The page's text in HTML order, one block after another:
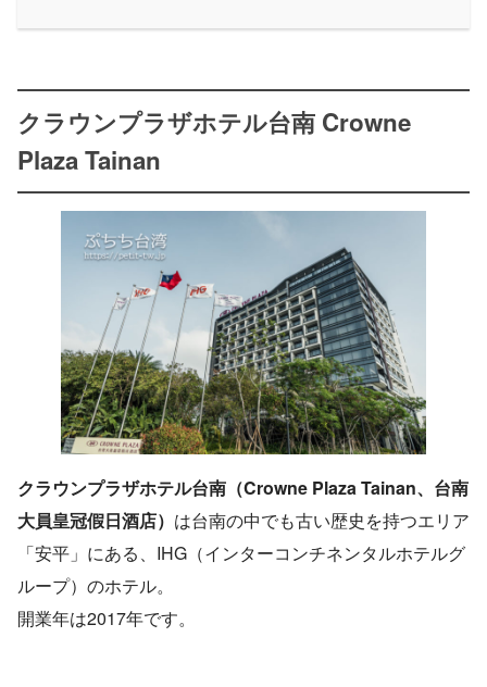
クラウンプラザホテル台南 Crowne
Plaza Tainan
クラウンプラザホテル台南（Crowne Plaza Tainan、台南
大員皇冠假日酒店） は台南の中でも古い歴史を持つエリア
「安平」にある、IHG（インターコンチネンタルホテルグ
ループ）のホテル。
開業年は2017年です。